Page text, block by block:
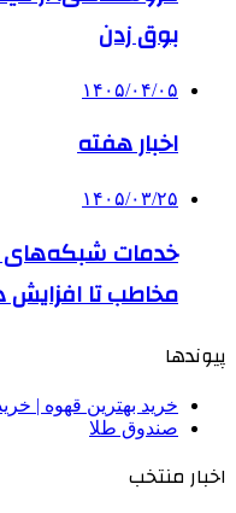
بوق زدن
۱۴۰۵/۰۴/۰۵
اخبار هفته
۱۴۰۵/۰۳/۲۵
مخاطب تا افزایش
پیوندها
خرید بهترین قهوه |
صندوق طلا
اخبار منتخب